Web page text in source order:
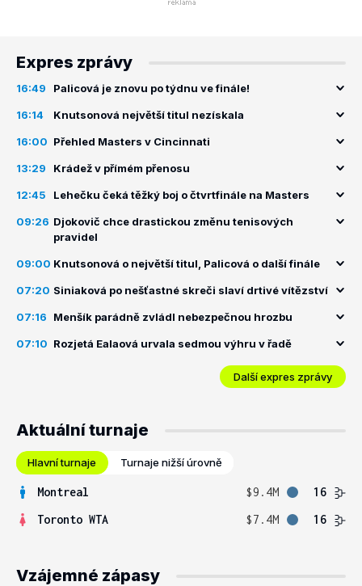
Expres zprávy
16:49 Palicová je znovu po týdnu ve finále!
16:14 Knutsonová největší titul nezískala
16:00 Přehled Masters v Cincinnati
13:29 Krádež v přímém přenosu
12:45 Lehečku čeká těžký boj o čtvrtfinále na Masters
09:26 Djokovič chce drastickou změnu tenisových
pravidel
09:00 Knutsonová o největší titul, Palicová o další finále
07:20 Siniaková po nešťastné skreči slaví drtivé vítězství
07:16 Menšík parádně zvládl nebezpečnou hrozbu
07:10 Rozjetá Ealaová urvala sedmou výhru v řadě
Další expres zprávy
Aktuální turnaje
Hlavní turnaje Turnaje nižší úrovně
Montreal $9.4M
16
Toronto WTA
$7.4M 16
Vzájemné zápasy